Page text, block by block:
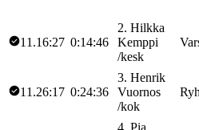
11.16:27 0:14:46
2. Hilkka
Kemppi
/kesk
11.26:17 0:24:36
3. Henrik
Vuornos
/kok